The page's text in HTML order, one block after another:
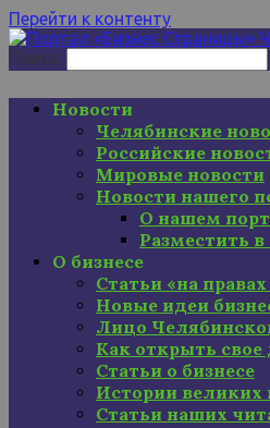
Перейти к контенту
Поиск:
Новости
Челябинские
Российские
Мировые новости
Новости нашего
О нашем
Разместить в
О бизнесе
Статьи «на
Новые идеи
Лицо
Как открыть свое
Статьи о бизнесе
Истории великих
Статьи наших